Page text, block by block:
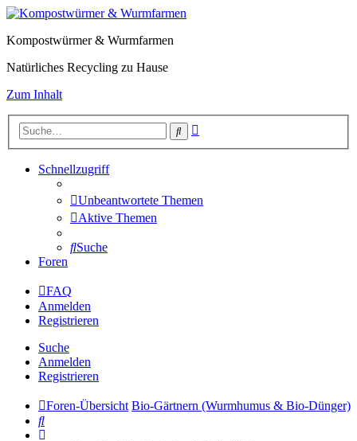
Kompostwürmer & Wurmfarmen
Natürliches Recycling zu Hause
Zum Inhalt
Suche
Schnellzugriff
Unbeantwortete Themen
Aktive Themen
Suche
Foren
FAQ
Anmelden
Registrieren
Suche
Anmelden
Registrieren
Foren-Übersicht Bio-Gärtnern (Wurmhumus & Bio-Dünger)
Suche